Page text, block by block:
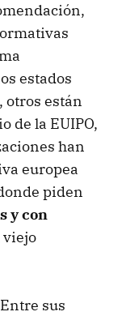
estados
otros están
de la EUIPO,
han
europea
piden
y con
viejo
sus